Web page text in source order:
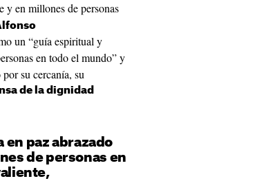
y en millones de personas
un “guía espiritual y
en todo el mundo” y
su cercanía, su
de la dignidad
en paz abrazado
de personas en